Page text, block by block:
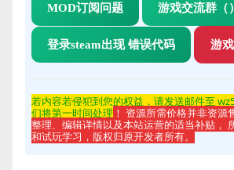
MOD订阅问题 游戏交流群（
登录steam出现 错误代码 游
若内容若侵犯到您的权益，请发送邮件至
们将第一时间处理 ！ 资源所需价格并非资源
整理、编辑详情以及本站运营的适当补贴，
和试玩学习，版权归原开发者所有。